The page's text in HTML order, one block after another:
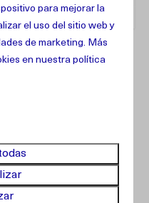
para mejorar la
el uso del sitio web y
de marketing. Más
ennuestra política